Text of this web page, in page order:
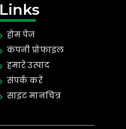
Links
होम पेज
कंपनी प्रोफाइल
हमारे उत्पाद
संपर्क करें
साइट मानचित्र